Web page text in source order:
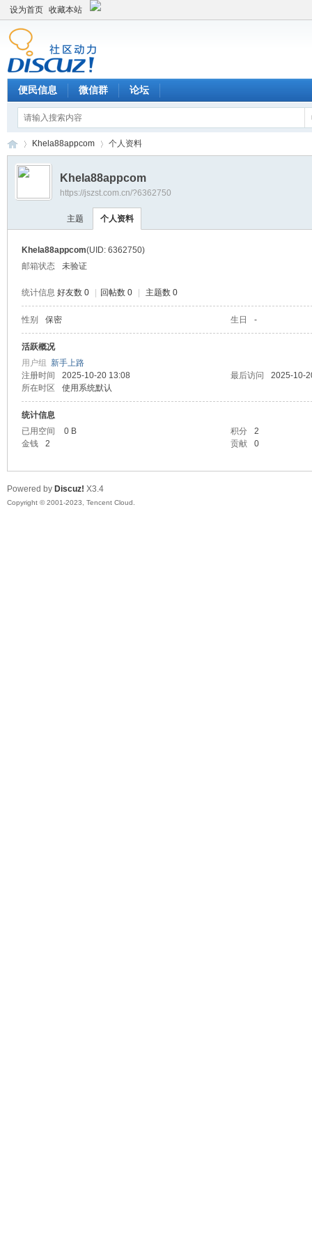
设为首页 收藏本站
便民信息 微信群 论坛
›
Khela88appcom 个人资料
Khela88appcom
https://jszst.com.cn/?6362750
主题 个人资料
Khela88appcom(UID: 6362750)
邮箱状态
未验证
统计信息 好友数 0 回帖数 0 主题数 0
性别 保密 生日 -
活跃概况
用户组 新手上路
注册时间
2025-10-20 13:08 最后访问
2025-10-
所在时区
使用系统默认
统计信息
已用空间
0 B 积分
2
金钱
2 贡献 0
Powered by Discuz! X3.4
Copyright © 2001-2023, Tencent Cloud.